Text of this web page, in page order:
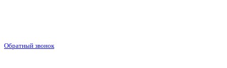
Обратный звонок